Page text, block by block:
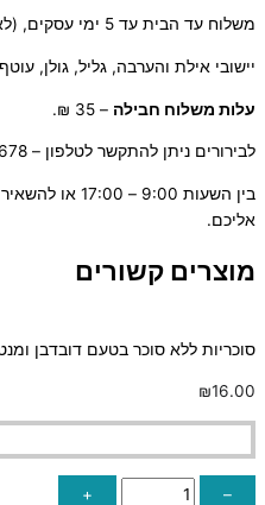
משלוח עד הבית עד 5 ימי עסקים, (לא כולל יום ההזמנה, שישי, שבת וחג).
יישובי אילת והערבה, גליל, גולן, עוטף עזה
עלות משלוח חבילה – 35 ₪.
לבירורים ניתן להתקשר לטלפון – 04-675-9678
בין השעות 9:00
אליכם.
מוצרים קשורים
סוכריות ללא סוכר בטעם דובדבן
₪16.00
–
+